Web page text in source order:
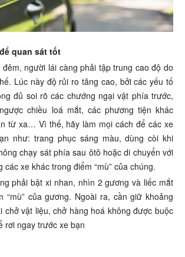
quan sát tốt
người lái càng phải tập trung cao độ do
Lúc này độ rủi ro tăng cao, bởi các yếu tố
đủ soi rõ các chướng ngại vật phía trước,
chiều loá mắt, các phương tiện khác
từ xa… Vì thế, hãy làm mọi cách để các xe
như: trang phục sáng màu, dùng còi khi
chạy sát phía sau ôtô hoặc di chuyển với
các xe khác trong điểm “mù” của chúng.
phải bật xi nhan, nhìn 2 gương và liếc mắt
“mù” của gương. Ngoài ra, cần giữ khoảng
chở vật liệu, chở hàng hoá không được buộc
rơi ngay trước xe bạn